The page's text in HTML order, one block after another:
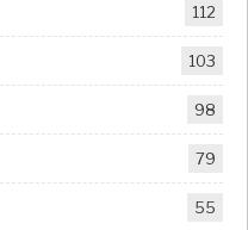
112
103
98
79
55